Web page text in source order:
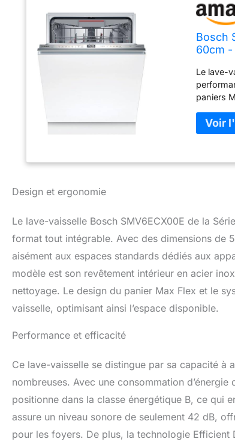
Bosch
60cm
Le lave-
paniers
vaisselle
Design et ergonomie
Le lave-vaisselle Bosch SMV6ECX00E de la
format tout intégrable. Avec des dimensions de
aisément aux espaces standards dédiés aux
modèle est son revêtement intérieur en acier
nettoyage. Le design du panier Max Flex et le
vaisselle, optimisant ainsi l’espace disponible.
Performance et efficacité
Ce lave-vaisselle se distingue par sa capacité à
nombreuses. Avec une consommation
positionne dans la classe énergétique B, ce qui
assure un niveau sonore de seulement 42 dB,
pour les foyers. De plus, la technologie Efficient